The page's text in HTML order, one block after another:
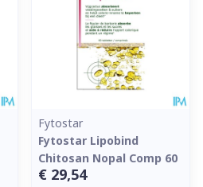
Fytostar
Fytostar Lipobind
Chitosan Nopal Comp 60
€ 29,54